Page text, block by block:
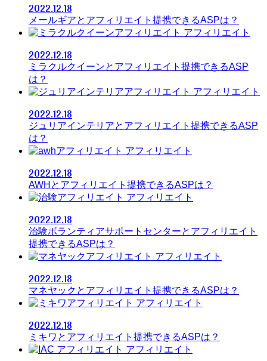
2022.12.18
メールギアとアフィリエイト提携できるASPは？
アフィリエイト
2022.12.18
ミラクルクイーンとアフィリエイト提携できるASP
は？
アフィリエイト
2022.12.18
ジュリアインテリアとアフィリエイト提携できるASP
は？
アフィリエイト
2022.12.18
AWHとアフィリエイト提携できるASPは？
アフィリエイト
2022.12.18
治験ボランティアサポートセンターとアフィリエイト
提携できるASPは？
アフィリエイト
2022.12.18
マネヤックとアフィリエイト提携できるASPは？
アフィリエイト
2022.12.18
ミキワとアフィリエイト提携できるASPは？
アフィリエイト